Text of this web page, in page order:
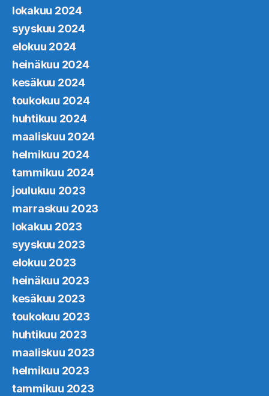
lokakuu 2024
syyskuu 2024
elokuu 2024
heinäkuu 2024
kesäkuu 2024
toukokuu 2024
huhtikuu 2024
maaliskuu 2024
helmikuu 2024
tammikuu 2024
joulukuu 2023
marraskuu 2023
lokakuu 2023
syyskuu 2023
elokuu 2023
heinäkuu 2023
kesäkuu 2023
toukokuu 2023
huhtikuu 2023
maaliskuu 2023
helmikuu 2023
tammikuu 2023